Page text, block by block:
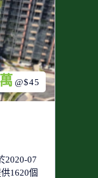
2020-07
1620個
@$45